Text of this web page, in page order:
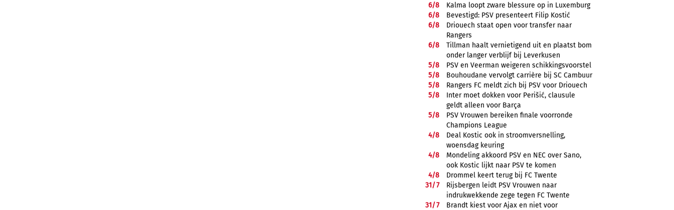
6/8
Kalma loopt zware blessure op in Luxemburg
6/8
Bevestigd: PSV presenteert Filip Kostić
6/8
Driouech staat open voor transfer naar
Rangers
6/8
Tillman haalt vernietigend uit en plaatst bom
onder langer verblijf bij Leverkusen
5/8
PSV en Veerman weigeren schikkingsvoorstel
5/8
Bouhoudane vervolgt carrière bij SC Cambuur
5/8
Rangers FC meldt zich bij PSV voor Driouech
5/8
Inter moet dokken voor Perišić, clausule
geldt alleen voor Barça
5/8
PSV Vrouwen bereiken finale voorronde
Champions League
4/8
Deal Kostic ook in stroomversnelling,
woensdag keuring
4/8
Mondeling akkoord PSV en NEC over Sano,
ook Kostic lijkt naar PSV te komen
4/8
Drommel keert terug bij FC Twente
31/7
Rijsbergen leidt PSV Vrouwen naar
indrukwekkende zege tegen FC Twente
31/7
Brandt kiest voor Ajax en niet voor